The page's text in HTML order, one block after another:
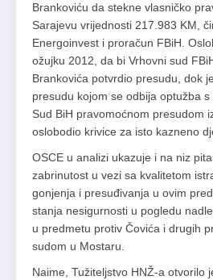
Brankoviću da stekne vlasničko
Sarajevu vrijednosti 217.983 KM,
Energoinvest i proračun FBiH.
ožujku 2012, da bi Vrhovni sud
Brankovića potvrdio presudu, dok
presudu kojom se odbija optužba
Sud BiH pravomoćnom presudom
oslobodio krivice za isto kazneno
OSCE u analizi ukazuje i na niz
zabrinutost u vezi sa kvalitetom
gonjenja i presuđivanja u ovim
stanja nesigurnosti u pogledu
u predmetu protiv Čovića i drugih
sudom u Mostaru.
Naime, Tužiteljstvo HNŽ-a otvorilo